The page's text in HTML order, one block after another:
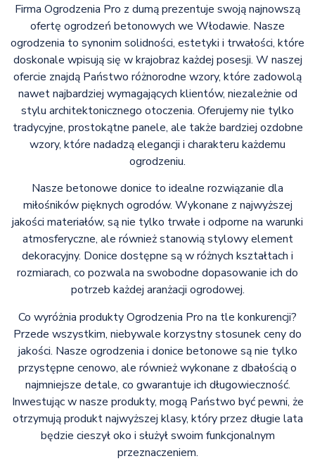
Firma Ogrodzenia Pro z dumą prezentuje swoją najnowszą
ofertę ogrodzeń betonowych we Włodawie. Nasze
ogrodzenia to synonim solidności, estetyki i trwałości, które
doskonale wpisują się w krajobraz każdej posesji. W naszej
ofercie znajdą Państwo różnorodne wzory, które zadowolą
nawet najbardziej wymagających klientów, niezależnie od
stylu architektonicznego otoczenia. Oferujemy nie tylko
tradycyjne, prostokątne panele, ale także bardziej ozdobne
wzory, które nadadzą elegancji i charakteru każdemu
ogrodzeniu.
Nasze betonowe donice to idealne rozwiązanie dla
miłośników pięknych ogrodów. Wykonane z najwyższej
jakości materiałów, są nie tylko trwałe i odporne na warunki
atmosferyczne, ale również stanowią stylowy element
dekoracyjny. Donice dostępne są w różnych kształtach i
rozmiarach, co pozwala na swobodne dopasowanie ich do
potrzeb każdej aranżacji ogrodowej.
Co wyróżnia produkty Ogrodzenia Pro na tle konkurencji?
Przede wszystkim, niebywale korzystny stosunek ceny do
jakości. Nasze ogrodzenia i donice betonowe są nie tylko
przystępne cenowo, ale również wykonane z dbałością o
najmniejsze detale, co gwarantuje ich długowieczność.
Inwestując w nasze produkty, mogą Państwo być pewni, że
otrzymują produkt najwyższej klasy, który przez długie lata
będzie cieszył oko i służył swoim funkcjonalnym
przeznaczeniem.